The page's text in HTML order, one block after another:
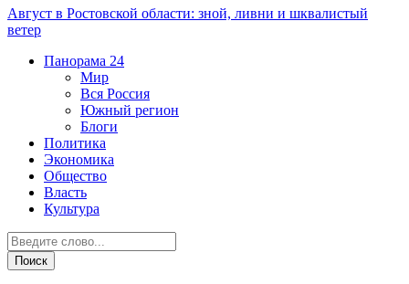
Август в Ростовской области: зной, ливни и шквалистый
ветер
Панорама 24
Мир
Вся Россия
Южный регион
Блоги
Политика
Экономика
Общество
Власть
Культура